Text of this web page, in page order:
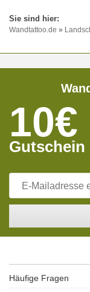
Wandtattoo.de »
10€
Gutschein
Häufige Fragen